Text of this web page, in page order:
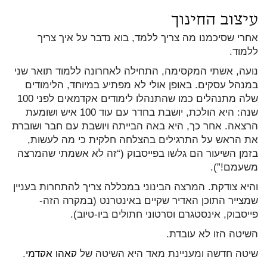
עיצוב החינוך
אחרי שסיכמנו מה צריך ללמד, בוא נדבר על איך צריך
ללמוד.
נועה, אשתי המקסימה, התחילה לאחרונה ללמוד תואר שני
במנהל עסקים. באופן אולי לא מפתיע במיוחד, הלימודים
שלה מתנהלים כמו שהתנהלו לימודים אקדמאים לפני 100
שנה: היא הולכת, יושבת בחדר עם עוד 100 איש ושומעת
הרצאה. אחר כך, היא באה הבייתה ויושבת עם חבר ושוברת
את הראש על התרגילים בהצלחה חלקית כי מה לעשות,
בזמן השיעור הם גלשו בפייסבוק (“זה לא אשמתי שהמרצה
משעמם!”).
והיא צודקת. המרצה הבינוני במכללה צריך להתחרות בעניין
שמצייר התוכן האדיר שקיים באינטרנט (במקרה הזה-
פייסבוק, אינסטגרם וסרטוני חתולים ביו-טיוב).
השיטה הזו לא עובדת.
שיטה חדשה ומעניינת מאד היא השיטה של קאהן אקדמי.